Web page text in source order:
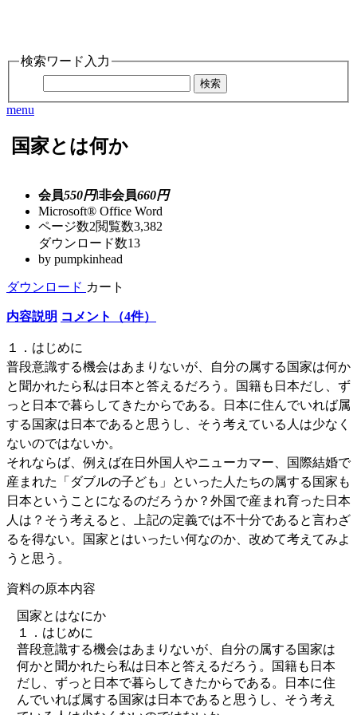
検索ワード入力
検索
menu
国家とは何か
会員550円l非会員660円
Microsoft® Office Word
ページ数2閲覧数3,382
ダウンロード数13
by pumpkinhead
ダウンロード カート
内容説明 コメント（4件）
１．はじめに
普段意識する機会はあまりないが、自分の属する国家は何か
と聞かれたら私は日本と答えるだろう。国籍も日本だし、ず
っと日本で暮らしてきたからである。日本に住んでいれば属
する国家は日本であると思うし、そう考えている人は少なく
ないのではないか。
それならば、例えば在日外国人やニューカマー、国際結婚で
産まれた「ダブルの子ども」といった人たちの属する国家も
日本ということになるのだろうか？外国で産まれ育った日本
人は？そう考えると、上記の定義では不十分であると言わざ
るを得ない。国家とはいったい何なのか、改めて考えてみよ
うと思う。
資料の原本内容
国家とはなにか
１．はじめに
普段意識する機会はあまりないが、自分の属する国家は
何かと聞かれたら私は日本と答えるだろう。国籍も日本
だし、ずっと日本で暮らしてきたからである。日本に住
んでいれば属する国家は日本であると思うし、そう考え